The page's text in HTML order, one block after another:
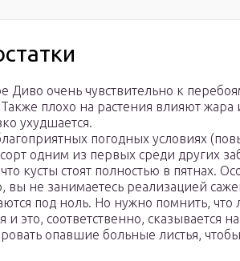
Диво очень чувствительно к
плохо на растения влияют
ухудшается.
погодных условиях
одним из первых среди других
кусты стоят полностью в пятнах.
вы не занимаетесь реализацией
под ноль. Но нужно помнить, что
и это, соответственно, сказывается
опавшие больные листья,